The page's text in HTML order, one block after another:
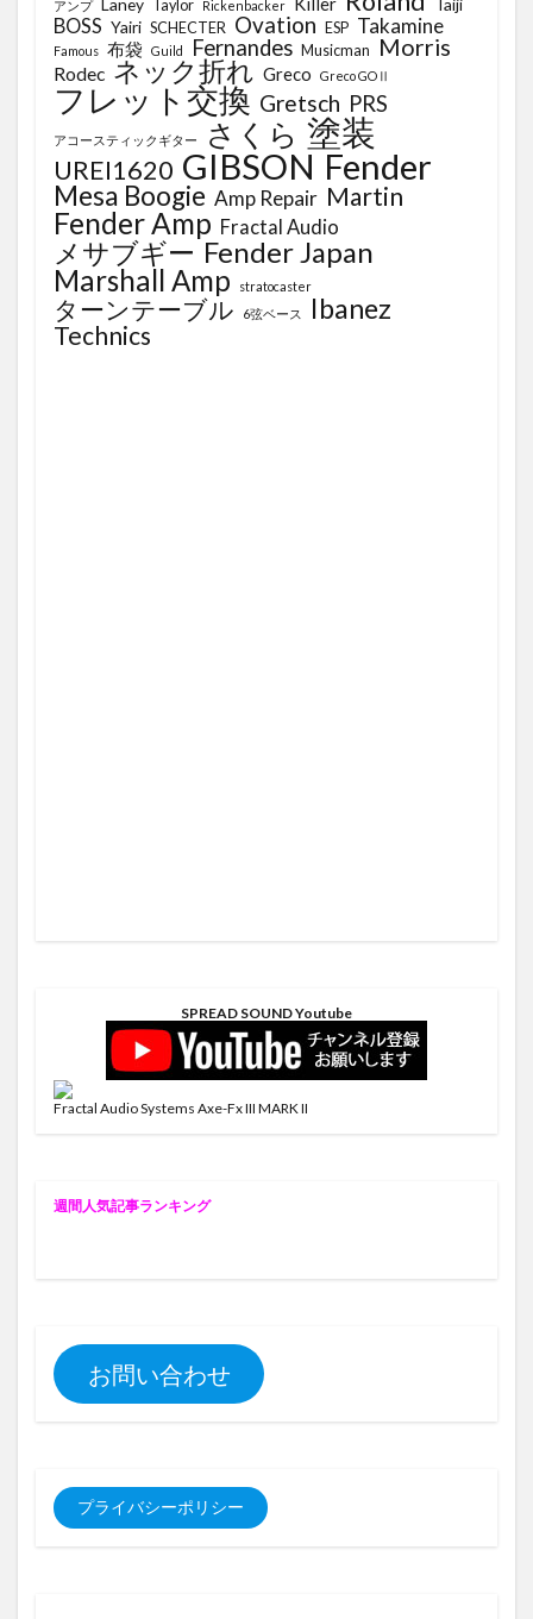
アンプ Taylor Rickenbacker
BOSS Yairi SCHECTER Ovation ESP Takamine
Famous 布袋 Guild Fernandes Musicman Morris
Rodec ネック折れ Greco Greco GOⅡ
フレット交換 Gretsch PRS
アコースティックギター さくら 塗装
UREI1620 GIBSON Fender
Mesa Boogie Amp Repair Martin
Fender Amp Fractal Audio
メサブギー Fender Japan
Marshall Amp
stratocaster
ターンテーブル 6弦ベース Ibanez
Technics
SPREAD SOUND Youtube
Fractal Audio Systems Axe-Fx III MARK II
週間人気記事ランキング
お問い合わせ
プライバシーポリシー